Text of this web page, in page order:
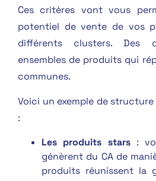
Ces critères vont vous
potentiel de vente de vos
différents clusters. Des
ensembles de produits qui
communes.
Voici un exemple de
:
Les produits stars:
génèrent du CA de
produits réunissent la